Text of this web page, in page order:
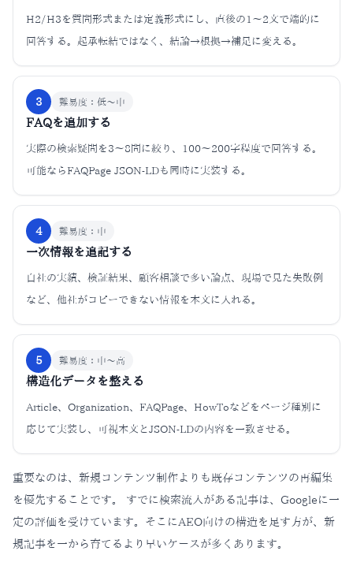
H2/H3を質問形式または定義形式にし、直後の1〜2文で端的に
回答する。起承転結ではなく、結論→根拠→補足に変える。
3 難易度： 低〜中
FAQを追加する
実際の検索疑問を3〜8問に絞り、100〜200字程度で回答する。
可能ならFAQPage JSON-LDも同時に実装する。
4 難易度： 中
一次情報を追記する
自社の実績、検証結果、顧客相談で多い論点、現場で見た失敗例
など、他社がコピーできない情報を本文に入れる。
5 難易度： 中〜高
構造化データを整える
Article、Organization、FAQPage、HowToなどをページ種別に
応じて実装し、可視本文とJSON-LDの内容を一致させる。
重要なのは、新規コンテンツ制作よりも既存コンテンツの再編集
を優先することです。 すでに検索流入がある記事は、Googleに一
定の評価を受けています。そこにAEO向けの構造を足す方が、新
規記事を一から育てるより早いケースが多くあります。